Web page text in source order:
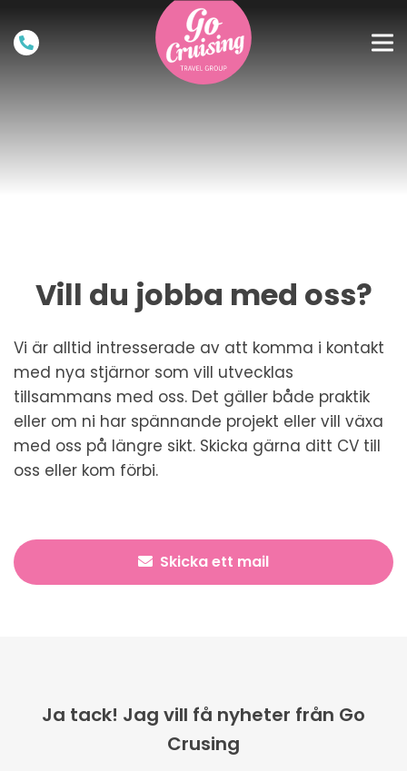
Vill du jobba med oss?
Vi är alltid intresserade av att komma i kontakt
med nya stjärnor som vill utvecklas
tillsammans med oss. Det gäller både praktik
eller om ni har spännande projekt eller vill växa
med oss på längre sikt. Skicka gärna ditt CV till
oss eller kom förbi.
Skicka ett mail
Ja tack! Jag vill få nyheter från Go
Crusing